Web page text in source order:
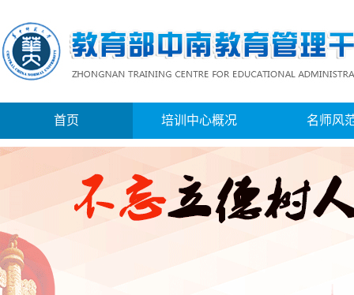
首页 培训中心概况 名师风